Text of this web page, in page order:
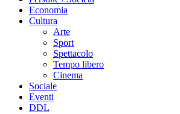
Economia
Cultura
Arte
Sport
Spettacolo
Tempo libero
Cinema
Sociale
Eventi
DDL